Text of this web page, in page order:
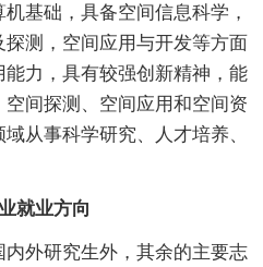
基础，具备空间信息科学，
测，空间应用与开发等方面
力，具有较强创新精神，能
间探测、空间应用和空间资
从事科学研究、人才培养、
就业方向
外研究生外，其余的主要志